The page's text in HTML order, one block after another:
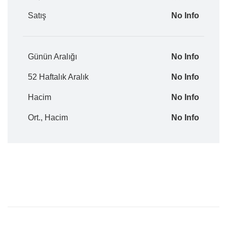
Satış No Info
Günün Aralığı No Info
52 Haftalık Aralık No Info
Hacim No Info
Ort., Hacim No Info